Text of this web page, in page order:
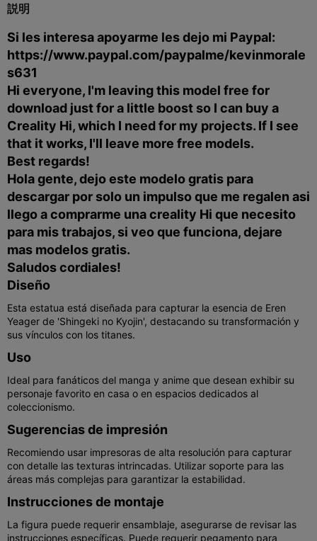
説明
Si les interesa apoyarme les dejo mi Paypal:
https://www.paypal.com/paypalme/kevinmorale
s631
Hi everyone, I'm leaving this model free for
download just for a little boost so I can buy a
Creality Hi, which I need for my projects. If I see
that it works, I'll leave more free models.
Best regards!
Hola gente, dejo este modelo gratis para
descargar por solo un impulso que me regalen asi
llego a comprarme una creality Hi que necesito
para mis trabajos, si veo que funciona, dejare
mas modelos gratis.
Saludos cordiales!
Diseño
Esta estatua está diseñada para capturar la esencia de Eren
Yeager de 'Shingeki no Kyojin', destacando su transformación y
sus vínculos con los titanes.
Uso
Ideal para fanáticos del manga y anime que desean exhibir su
personaje favorito en casa o en espacios dedicados al
coleccionismo.
Sugerencias de impresión
Recomiendo usar impresoras de alta resolución para capturar
con detalle las texturas intrincadas. Utilizar soporte para las
áreas más complejas para garantizar la estabilidad.
Instrucciones de montaje
La figura puede requerir ensamblaje, asegurarse de revisar las
instrucciones específicas. Puede requerir pegamento para